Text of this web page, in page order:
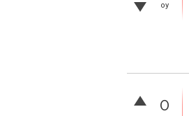
oy
0